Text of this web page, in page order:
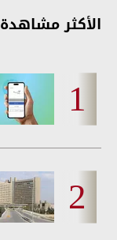
الأكثر مشاهدة